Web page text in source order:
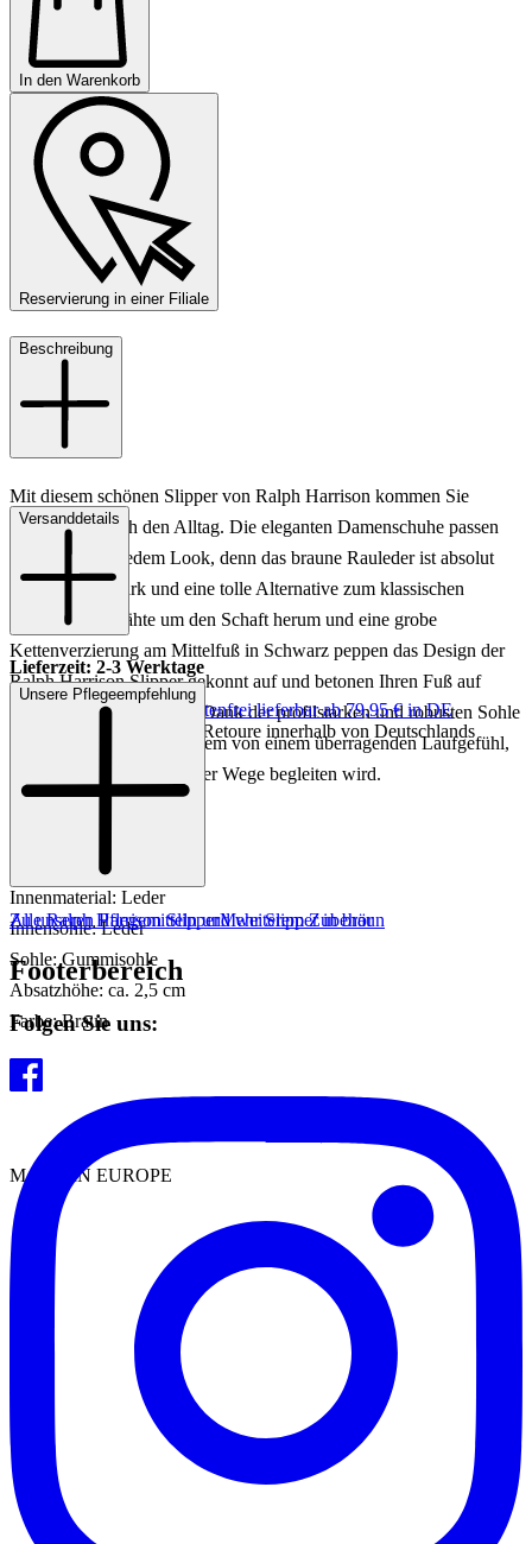
In den Warenkorb
Reservierung in einer Filiale
Beschreibung
Mit diesem schönen Slipper von Ralph Harrison kommen Sie
wunderbar durch den Alltag. Die eleganten Damenschuhe passen
problemlos zu jedem Look, denn das braune Rauleder ist absolut
kombinationsstark und eine tolle Alternative zum klassischen
Schwarz. Ziernähte um den Schaft herum und eine grobe
Kettenverzierung am Mittelfuß in Schwarz peppen das Design der
Ralph Harrison Slipper gekonnt auf und betonen Ihren Fuß auf
modische Art und Weise. Dank der profilstarken und robusten Sohle
profitieren Sie hier außerdem von einem überragenden Laufgefühl,
welches Sie auf jedem Ihrer Wege begleiten wird.
Material: Leder
Innenmaterial: Leder
Innensohle: Leder
Sohle: Gummisohle
Absatzhöhe: ca. 2,5 cm
Farbe: Braun
MADE IN EUROPE
Versanddetails
Lieferzeit: 2-3 Werktage
Keine Versandkosten:
kostenfrei lieferbar ab 79,95 € in DE
Einfache und Kostenlose Retoure innerhalb von Deutschlands
Unsere Pflegeempfehlung
Zu unseren Pflegemitteln und weiterem Zubehör
Alle Ralph Harrison SlipperMehr Slipper in braun
Footerbereich
Folgen Sie uns: